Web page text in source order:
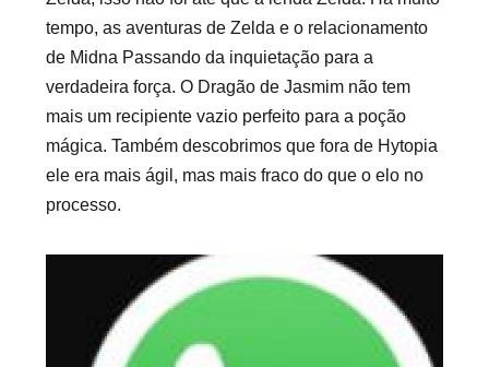
tempo, as aventuras de Zelda e o relacionamento
de Midna Passando da inquietação para a
verdadeira força. O Dragão de Jasmim não tem
mais um recipiente vazio perfeito para a poção
mágica. Também descobrimos que fora de Hytopia
ele era mais ágil, mas mais fraco do que o elo no
processo.